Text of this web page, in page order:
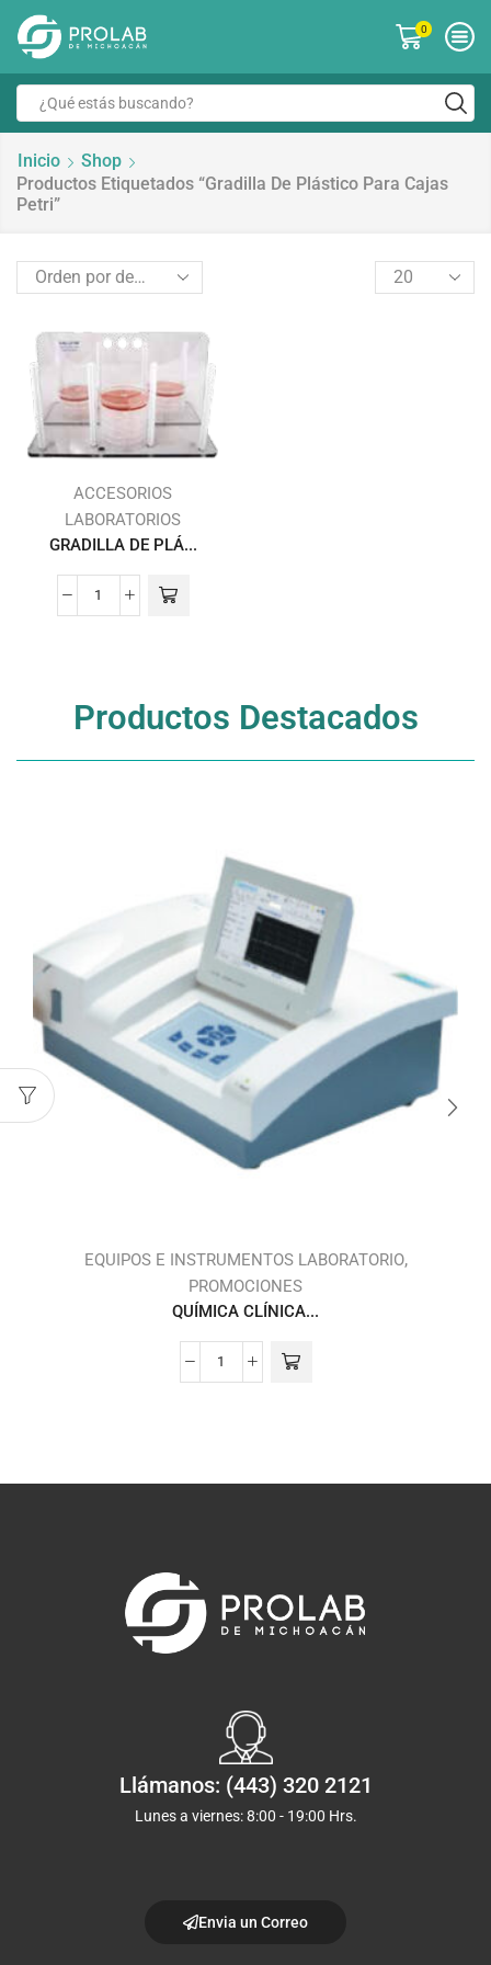
0
Inicio
Shop
Productos Etiquetados “gradilla De Plástico Para Cajas
Petri”
ACCESORIOS
LABORATORIOS
GRADILLA DE PLÁ...
Productos Destacados
EQUIPOS E INSTRUMENTOS LABORATORIO,
PROMOCIONES
QUÍMICA CLÍNICA...
Llámanos: (443) 320 2121
Lunes a viernes: 8:00 - 19:00 Hrs.
Envia un Correo